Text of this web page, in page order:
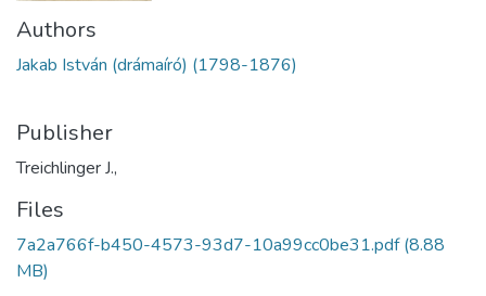
Authors
Jakab István (drámaíró) (1798-1876)
Publisher
Treichlinger J.,
Files
7a2a766f-b450-4573-93d7-10a99cc0be31.pdf(8.88
MB)